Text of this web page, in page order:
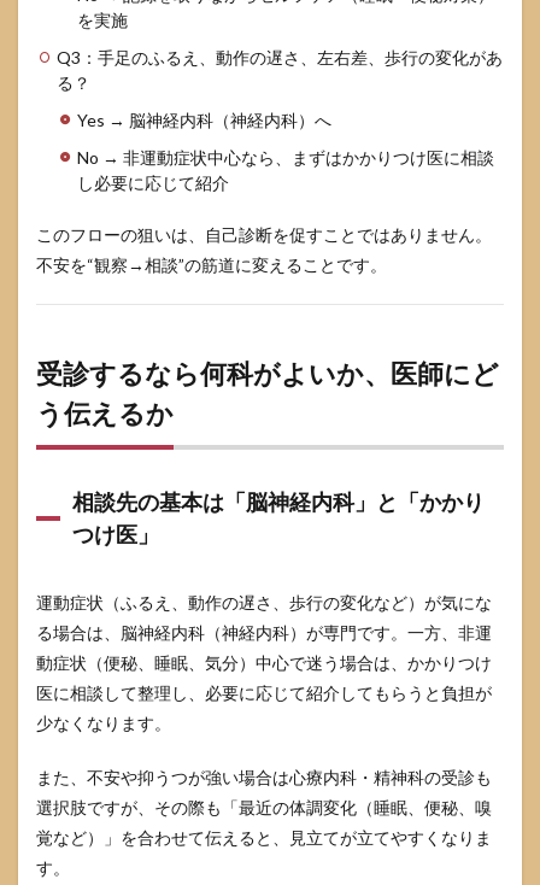
を実施
Q3：手足のふるえ、動作の遅さ、左右差、歩行の変化があ
る？
Yes → 脳神経内科（神経内科）へ
No → 非運動症状中心なら、まずはかかりつけ医に相談
し必要に応じて紹介
このフローの狙いは、自己診断を促すことではありません。
不安を“観察→相談”の筋道に変えることです。
受診するなら何科がよいか、医師にど
う伝えるか
相談先の基本は「脳神経内科」と「かかり
つけ医」
運動症状（ふるえ、動作の遅さ、歩行の変化など）が気にな
る場合は、脳神経内科（神経内科）が専門です。一方、非運
動症状（便秘、睡眠、気分）中心で迷う場合は、かかりつけ
医に相談して整理し、必要に応じて紹介してもらうと負担が
少なくなります。
また、不安や抑うつが強い場合は心療内科・精神科の受診も
選択肢ですが、その際も「最近の体調変化（睡眠、便秘、嗅
覚など）」を合わせて伝えると、見立てが立てやすくなりま
す。